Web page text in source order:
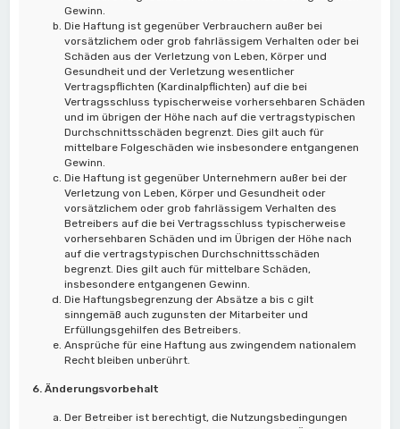
Gewinn.
Die Haftung ist gegenüber Verbrauchern außer bei
vorsätzlichem oder grob fahrlässigem Verhalten oder bei
Schäden aus der Verletzung von Leben, Körper und
Gesundheit und der Verletzung wesentlicher
Vertragspflichten (Kardinalpflichten) auf die bei
Vertragsschluss typischerweise vorhersehbaren Schäden
und im übrigen der Höhe nach auf die vertragstypischen
Durchschnittsschäden begrenzt. Dies gilt auch für
mittelbare Folgeschäden wie insbesondere entgangenen
Gewinn.
Die Haftung ist gegenüber Unternehmern außer bei der
Verletzung von Leben, Körper und Gesundheit oder
vorsätzlichem oder grob fahrlässigem Verhalten des
Betreibers auf die bei Vertragsschluss typischerweise
vorhersehbaren Schäden und im Übrigen der Höhe nach
auf die vertragstypischen Durchschnittsschäden
begrenzt. Dies gilt auch für mittelbare Schäden,
insbesondere entgangenen Gewinn.
Die Haftungsbegrenzung der Absätze a bis c gilt
sinngemäß auch zugunsten der Mitarbeiter und
Erfüllungsgehilfen des Betreibers.
Ansprüche für eine Haftung aus zwingendem nationalem
Recht bleiben unberührt.
6. Änderungsvorbehalt
Der Betreiber ist berechtigt, die Nutzungsbedingungen